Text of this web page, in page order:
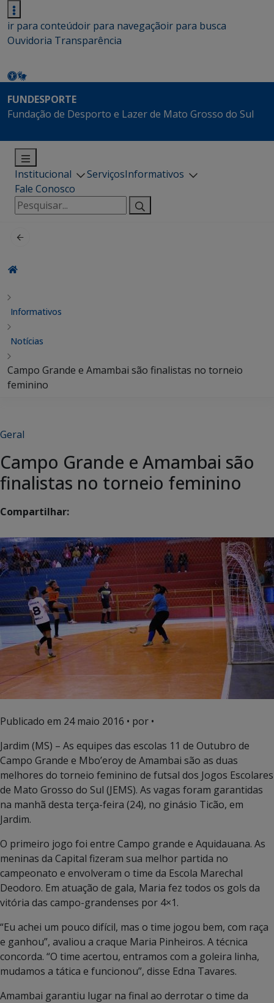
ir para conteúdoir para navegaçãoir para busca
Ouvidoria Transparência
FUNDESPORTE
Fundação de Desporto e Lazer de Mato Grosso do Sul
Institucional ServiçosInformativos
Fale Conosco
Pesquisar
por:
Informativos
Notícias
Campo Grande e Amambai são finalistas no torneio
feminino
Geral
Campo Grande e Amambai são
finalistas no torneio feminino
Compartilhar:
Publicado em 24 maio 2016 • por •
Jardim (MS) – As equipes das escolas 11 de Outubro de
Campo Grande e Mbo’eroy de Amambai são as duas
melhores do torneio feminino de futsal dos Jogos Escolares
de Mato Grosso do Sul (JEMS). As vagas foram garantidas
na manhã desta terça-feira (24), no ginásio Ticão, em
Jardim.
O primeiro jogo foi entre Campo grande e Aquidauana. As
meninas da Capital fizeram sua melhor partida no
campeonato e envolveram o time da Escola Marechal
Deodoro. Em atuação de gala, Maria fez todos os gols da
vitória das campo-grandenses por 4×1.
“Eu achei um pouco difícil, mas o time jogou bem, com raça
e ganhou”, avaliou a craque Maria Pinheiros. A técnica
concorda. “O time acertou, entramos com a goleira linha,
mudamos a tática e funcionou”, disse Edna Tavares.
Amambai garantiu lugar na final ao derrotar o time da